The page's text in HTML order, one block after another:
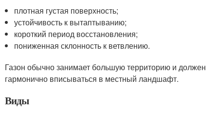
плотная густая поверхность;
устойчивость к вытаптыванию;
короткий период восстановления;
пониженная склонность к ветвлению.
Газон обычно занимает большую территорию и должен
гармонично вписываться в местный ландшафт.
Виды